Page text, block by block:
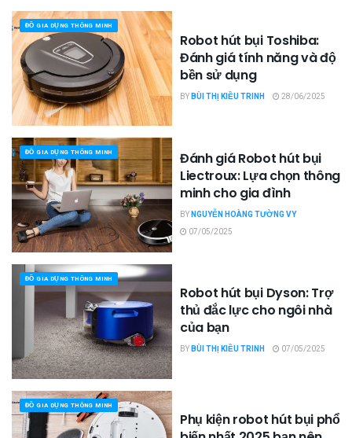
ĐỒ GIA DỤNG THÔNG MINH
Robot hút bụi Toshiba:
Đánh giá tính năng và độ
bền sử dụng
BYBÙI THỊ KIỀU TRINH 28/06/2025
ĐỒ GIA DỤNG THÔNG MINH
Đánh giá Robot hút bụi
Liectroux: Lựa chọn thông
minh cho gia đình
BYNGUYỄN HOÀNG TƯỜNG VY
07/05/2025
ĐỒ GIA DỤNG THÔNG MINH
Robot hút bụi Dyson: Trợ
thủ đắc lực cho ngôi nhà
của bạn
BYBÙI THỊ KIỀU TRINH 07/05/2025
ĐỒ GIA DỤNG THÔNG MINH
Phụ kiện robot hút bụi phổ